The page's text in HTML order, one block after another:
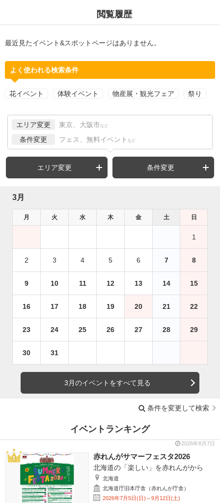
閲覧履歴
最近見たイベント&スポットページはありません。
よく使われる検索条件
花イベント 体験イベント 物産展・観光フェア 祭り
エリア変更 東京、大阪市 など
条件変更 フェス、無料イベント など
エリア変更 条件変更
3月
月 火 水 木 金 土 日
1
2 3 4 5 6 7 8
9 10 11 12 13 14 15
16 17 18 19 20 21 22
23 24 25 26 27 28 29
30 31
3月のイベントをすべて見る
条件を変更して検索
イベントランキング
2026年8月7日
赤れんがサマーフェスタ2026
北海道の「楽しい」を赤れんがから
北海道
北海道庁旧本庁舎（赤れんが庁舎）
2026年7月5日(日)～9月12日(土)